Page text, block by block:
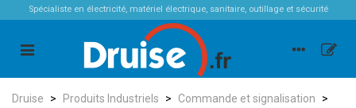
Spécialiste en électricité, matériel électrique, sanitaire, outillage et sécurité
Druise > Produits Industriels > Commande et signalisation
>